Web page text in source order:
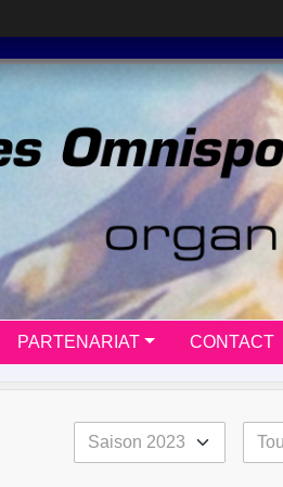
PARTENARIAT CONTACT